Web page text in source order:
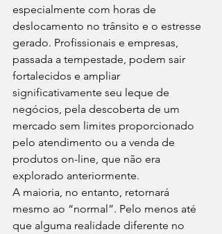
especialmente com horas de
deslocamento no trânsito e o estresse
gerado. Profissionais e empresas,
passada a tempestade, podem sair
fortalecidos e ampliar
significativamente seu leque de
negócios, pela descoberta de um
mercado sem limites proporcionado
pelo atendimento ou a venda de
produtos on-line, que não era
explorado anteriormente.
A maioria, no entanto, retornará
mesmo ao “normal”. Pelo menos até
que alguma realidade diferente no